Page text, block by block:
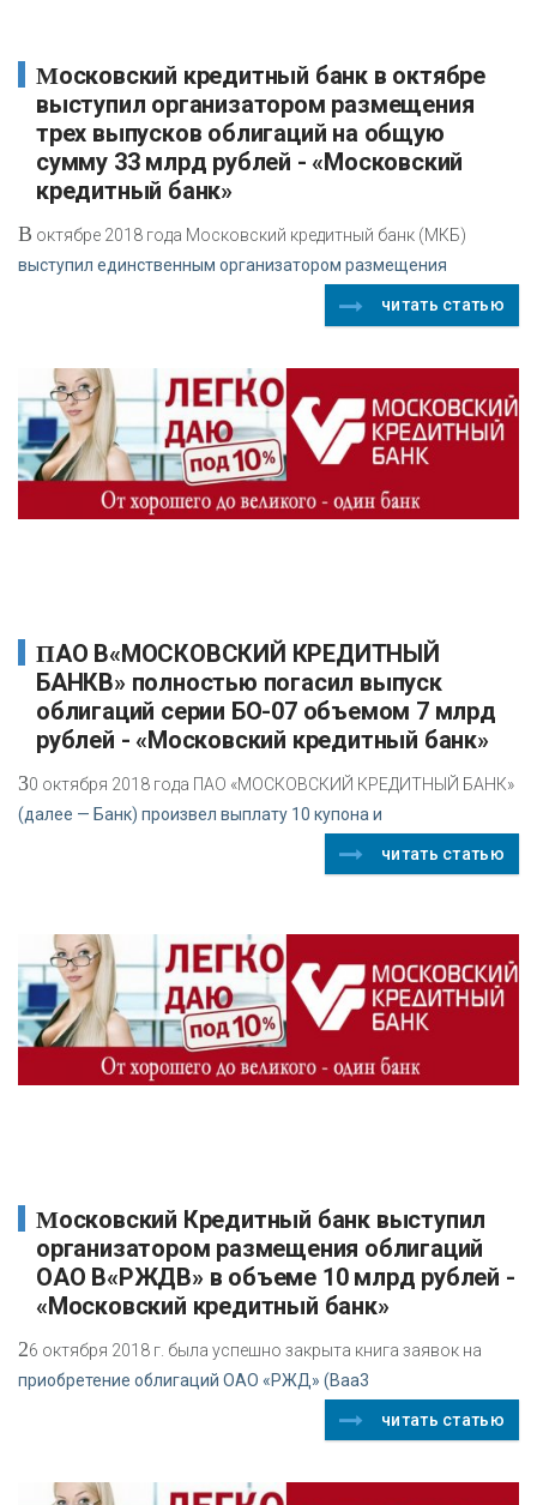
Московский кредитный банк в октябре
выступил организатором размещения
трех выпусков облигаций на общую
сумму 33 млрд рублей - «Московский
кредитный банк»
В октябре 2018 года Московский кредитный банк (МКБ)
выступил единственным организатором размещения
читать статью
ПАО В«МОСКОВСКИЙ КРЕДИТНЫЙ
БАНКВ» полностью погасил выпуск
облигаций серии БО-07 объемом 7 млрд
рублей - «Московский кредитный банк»
30 октября 2018 года ПАО «МОСКОВСКИЙ КРЕДИТНЫЙ БАНК»
(далее — Банк) произвел выплату 10 купона и
читать статью
Московский Кредитный банк выступил
организатором размещения облигаций
ОАО В«РЖДВ» в объеме 10 млрд рублей -
«Московский кредитный банк»
26 октября 2018 г. была успешно закрыта книга заявок на
приобретение облигаций ОАО «РЖД» (Bаа3
читать статью